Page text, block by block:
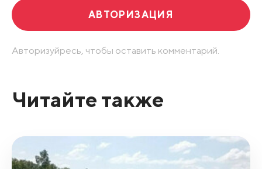
АВТОРИЗАЦИЯ
Авторизуйресь, чтобы оставить комментарий.
Читайте также